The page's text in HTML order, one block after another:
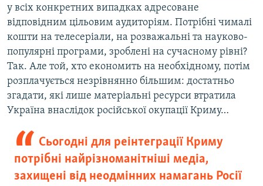
у всіх конкретних випадках адресоване
відповідним цільовим аудиторіям. Потрібні чималі
кошти на телесеріали, на розважальні та науково-
популярні програми, зроблені на сучасному рівні?
Так. Але той, хто економить на необхідному, потім
розплачується незрівнянно більшим: достатньо
згадати, які лише матеріальні ресурси втратила
Україна внаслідок російської окупації Криму…
Сьогодні для реінтеграції Криму
потрібні найрізноманітніші медіа,
захищені від неодмінних намагань Росії